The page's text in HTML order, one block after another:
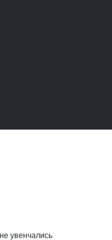
увенчались